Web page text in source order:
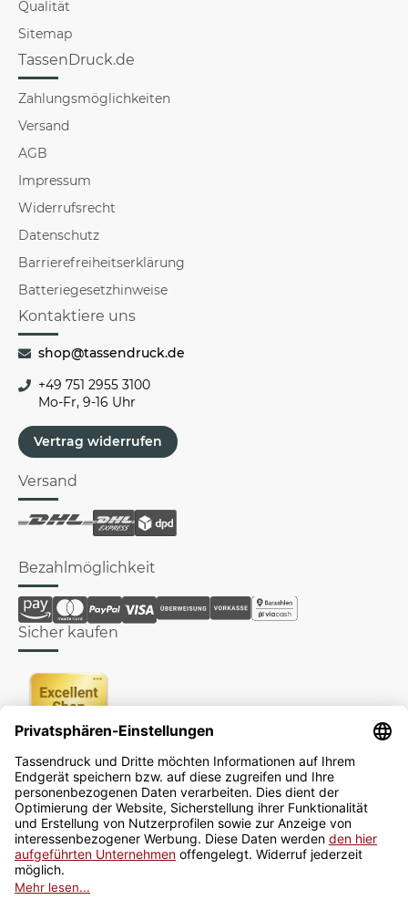
Qualität
Sitemap
TassenDruck.de
Zahlungsmöglichkeiten
Versand
AGB
Impressum
Widerrufsrecht
Datenschutz
Barrierefreiheitserklärung
Batteriegesetzhinweise
Kontaktiere uns
shop@tassendruck.de
+49 751 2955 3100
Mo-Fr, 9-16 Uhr
Vertrag widerrufen
Versand
Bezahlmöglichkeit
Sicher kaufen
Newsletter